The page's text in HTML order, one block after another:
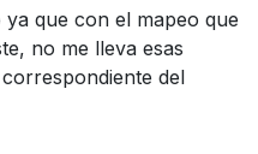
que con el mapeo que
no me lleva esas
del